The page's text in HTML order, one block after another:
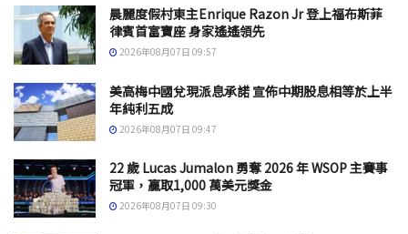
晨麗度假村東主Enrique Razon Jr 登上福布斯菲
律賓首富寶座 身家遙遙領先
2026年08月07日 09:57
美高梅中國兌現派息承諾 宣佈中期股息相等於上半
年純利五成
2026年08月07日 09:47
22 歲 Lucas Jumalon 勇奪 2026 年 WSOP 主賽事
冠軍，贏取1,000 萬美元獎金
2026年08月07日 09:30